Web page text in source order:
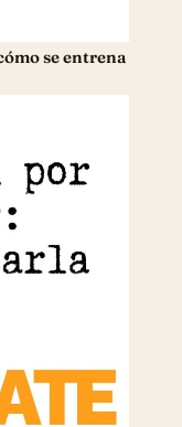
se entrena